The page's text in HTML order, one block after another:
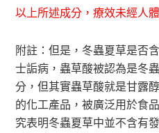
以上所述成分，療效未經人
附註：但是，冬蟲夏草是否
士詬病，蟲草酸被認為是冬
分，但其實蟲草酸就是甘露醇
的化工產品，被廣泛用於食
究表明冬蟲夏草中並不含有